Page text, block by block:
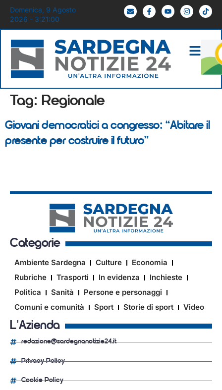
Domenica, 9 Agosto
2026 - 3:21:00
Tag: Regionale
Giovani democratici a congresso: “Abitare il
presente per costruire il futuro”
Categorie
Ambiente Sardegna Culture
Economia
Rubriche
Trasporti In evidenza
Inchieste
Politica
Sanità
Persone e personaggi
Comuni e comunità
Sport Storie di sport Video
L'Azienda
redazione@sardegnanotizie24.it
Privacy Policy
Cookie Policy